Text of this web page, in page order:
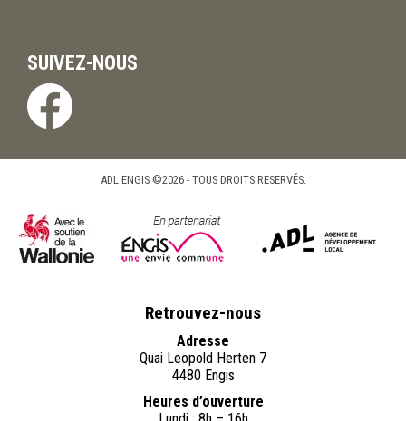
SUIVEZ-NOUS
ADL ENGIS ©2026 - TOUS DROITS RESERVÉS.
Retrouvez-nous
Adresse
Quai Leopold Herten 7
4480 Engis
Heures d’ouverture